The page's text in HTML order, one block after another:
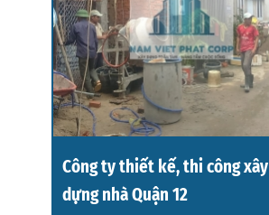
Công ty thiết kế, thi công xây
dựng nhà Quận 12